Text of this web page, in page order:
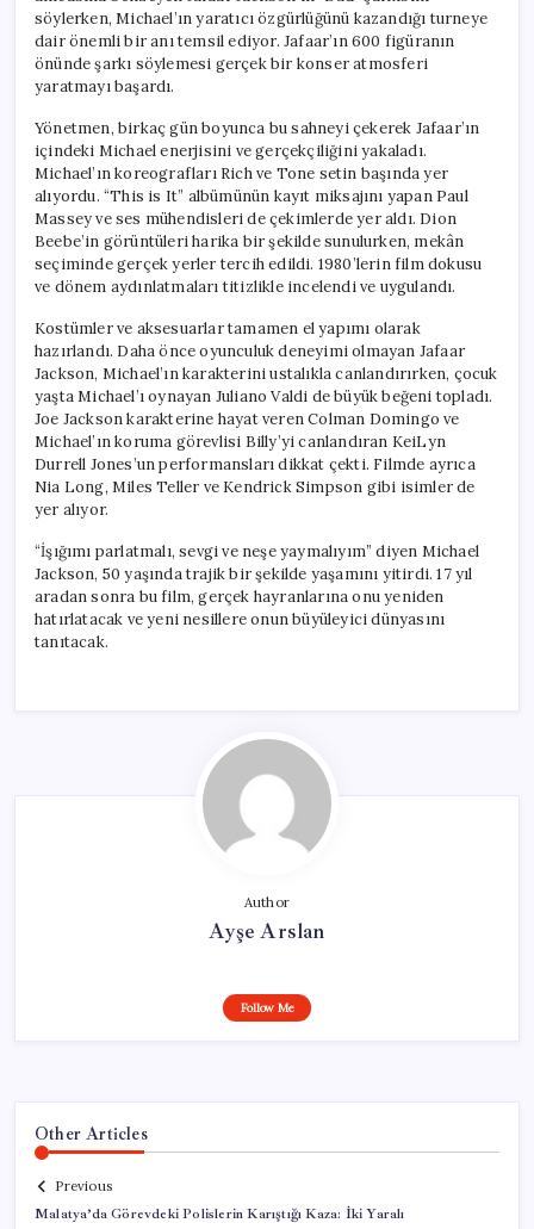
söylerken, Michael’ın yaratıcı özgürlüğünü kazandığı turneye
dair önemli bir anı temsil ediyor. Jafaar’ın 600 figüranın
önünde şarkı söylemesi gerçek bir konser atmosferi
yaratmayı başardı.
Yönetmen, birkaç gün boyunca bu sahneyi çekerek Jafaar’ın
içindeki Michael enerjisini ve gerçekçiliğini yakaladı.
Michael’ın koreografları Rich ve Tone setin başında yer
alıyordu. “This is It” albümünün kayıt miksajını yapan Paul
Massey ve ses mühendisleri de çekimlerde yer aldı. Dion
Beebe’in görüntüleri harika bir şekilde sunulurken, mekân
seçiminde gerçek yerler tercih edildi. 1980’lerin film dokusu
ve dönem aydınlatmaları titizlikle incelendi ve uygulandı.
Kostümler ve aksesuarlar tamamen el yapımı olarak
hazırlandı. Daha önce oyunculuk deneyimi olmayan Jafaar
Jackson, Michael’ın karakterini ustalıkla canlandırırken, çocuk
yaşta Michael’ı oynayan Juliano Valdi de büyük beğeni topladı.
Joe Jackson karakterine hayat veren Colman Domingo ve
Michael’ın koruma görevlisi Billy’yi canlandıran KeiLyn
Durrell Jones’un performansları dikkat çekti. Filmde ayrıca
Nia Long, Miles Teller ve Kendrick Simpson gibi isimler de
yer alıyor.
“İşığımı parlatmalı, sevgi ve neşe yaymalıyım” diyen Michael
Jackson, 50 yaşında trajik bir şekilde yaşamını yitirdi. 17 yıl
aradan sonra bu film, gerçek hayranlarına onu yeniden
hatırlatacak ve yeni nesillere onun büyüleyici dünyasını
tanıtacak.
Author
Ayşe Arslan
Follow Me
Other Articles
Previous
Malatya’da Görevdeki Polislerin Karıştığı Kaza: İki Yaralı